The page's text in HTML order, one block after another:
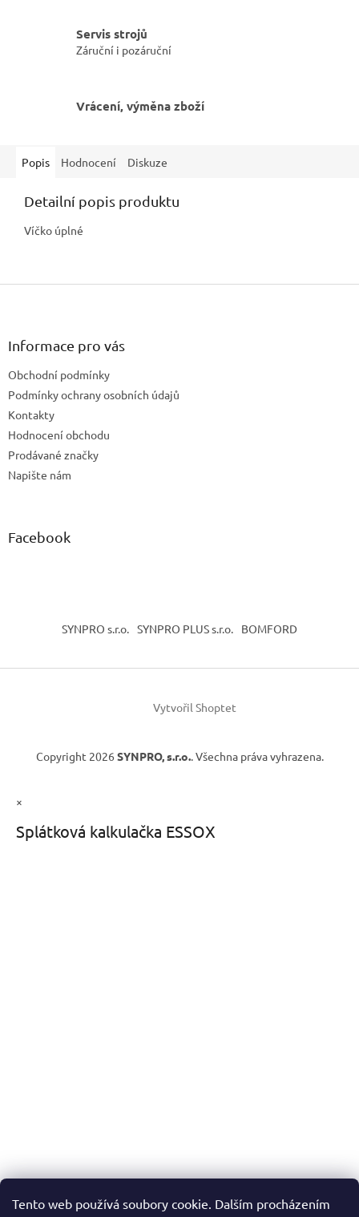
Tento web používá soubory cookie. Dalším procházením
Servis strojů
Záruční i pozáruční
Vrácení, výměna zboží
Popis Hodnocení Diskuze
Detailní popis produktu
Víčko úplné
Z
Informace pro vás
Obchodní podmínky
Podmínky ochrany osobních údajů
Kontakty
Hodnocení obchodu
Prodávané značky
Napište nám
Facebook
SYNPRO s.r.o. SYNPRO PLUS s.r.o. BOMFORD
Vytvořil Shoptet
Copyright 2026 SYNPRO, s.r.o.. Všechna práva vyhrazena.
×
Splátková kalkulačka ESSOX